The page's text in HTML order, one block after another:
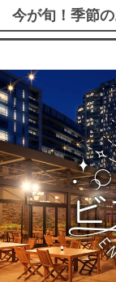
今が旬！季節